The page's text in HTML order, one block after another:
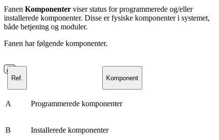
Fanen Komponenter viser status for programmerede og/eller
installerede komponenter. Disse er fysiske komponenter i systemet,
både betjening og moduler.
Fanen har følgende komponenter.
Ref. Komponent
A Programmerede komponenter
B Installerede komponenter